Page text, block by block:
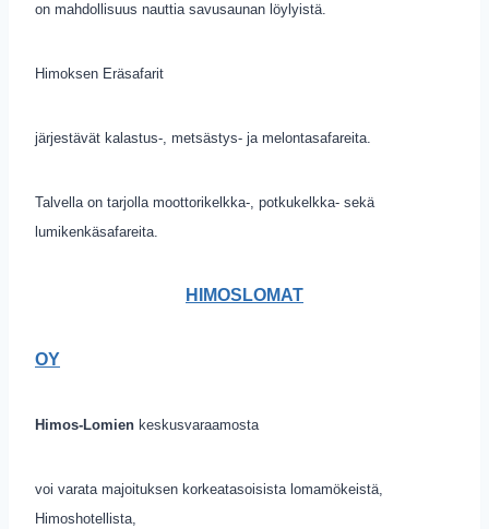
on mahdollisuus nauttia savusaunan löylyistä.
Himoksen Eräsafarit
järjestävät kalastus-, metsästys- ja melontasafareita.
Talvella on tarjolla moottorikelkka-, potkukelkka- sekä
lumikenkäsafareita.
HIMOSLOMAT
OY
Himos-Lomien keskusvaraamosta
voi varata majoituksen korkeatasoisista lomamökeistä,
Himoshotellista,